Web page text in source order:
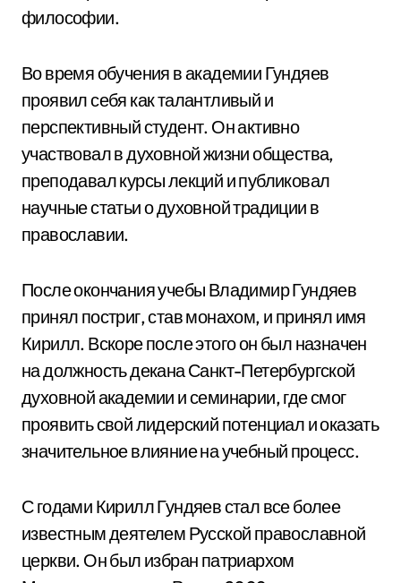
философии.
Во время обучения в академии Гундяев
проявил себя как талантливый и
перспективный студент. Он активно
участвовал в духовной жизни общества,
преподавал курсы лекций и публиковал
научные статьи о духовной традиции в
православии.
После окончания учебы Владимир Гундяев
принял постриг, став монахом, и принял имя
Кирилл. Вскоре после этого он был назначен
на должность декана Санкт-Петербургской
духовной академии и семинарии, где смог
проявить свой лидерский потенциал и оказать
значительное влияние на учебный процесс.
С годами Кирилл Гундяев стал все более
известным деятелем Русской православной
церкви. Он был избран патриархом